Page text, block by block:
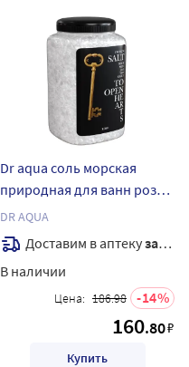
Dr aqua соль морская
природная для ванн роза
700 гр
DR AQUA
Доставим в аптекузавтра
В наличии
Цена: 186.98 14
160.80₽
Купить